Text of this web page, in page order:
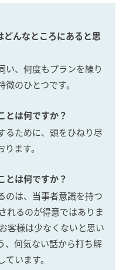
どんなところにあると思
い、何度もプランを練り
のひとつです。
とは何ですか？
るために、頭をひねり尽
ます。
とは何ですか？
のは、当事者意識を持つ
れるのが得意ではありま
客様は少なくないと思い
、何気ない話から打ち解
います。